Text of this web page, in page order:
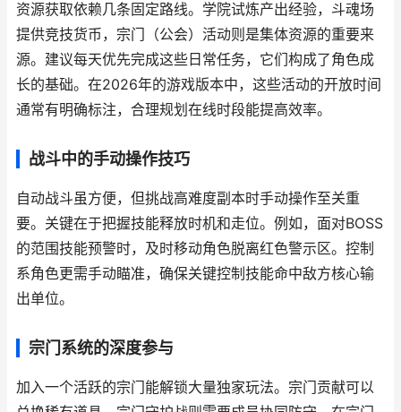
资源获取依赖几条固定路线。学院试炼产出经验，斗魂场
提供竞技货币，宗门（公会）活动则是集体资源的重要来
源。建议每天优先完成这些日常任务，它们构成了角色成
长的基础。在2026年的游戏版本中，这些活动的开放时间
通常有明确标注，合理规划在线时段能提高效率。
战斗中的手动操作技巧
自动战斗虽方便，但挑战高难度副本时手动操作至关重
要。关键在于把握技能释放时机和走位。例如，面对BOSS
的范围技能预警时，及时移动角色脱离红色警示区。控制
系角色更需手动瞄准，确保关键控制技能命中敌方核心输
出单位。
宗门系统的深度参与
加入一个活跃的宗门能解锁大量独家玩法。宗门贡献可以